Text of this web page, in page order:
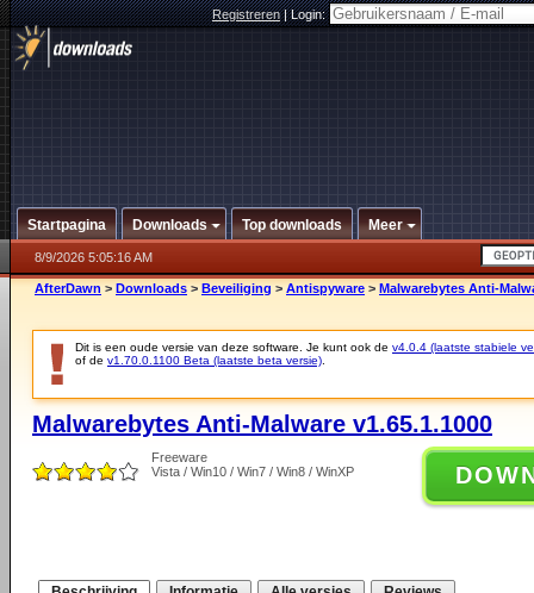
Registreren|Login:
Startpagina Downloads Top downloads Meer
8/9/2026 5:05:16 AM
AfterDawn > Downloads > Beveiliging > Antispyware > Malwarebytes Anti-
Dit is een oude versie van deze software. Je kunt ook de v4.0.4 (laatste stabiele
of de v1.70.0.1100 Beta (laatste beta versie)
Malwarebytes Anti-Malware v1.65.1.1000
Freeware
Vista / Win10 / Win7 / Win8 / WinXP